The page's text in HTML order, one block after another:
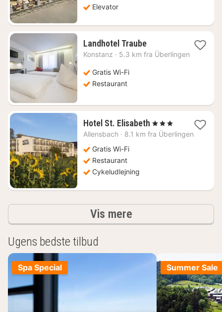
Elevator
Landhotel Traube1
nat
Konstanz · 5.3 km fra Überlingen
Gratis Wi-Fi
Restaurant
Hotel St. Elisabeth 1
nat
, 3 Stjerner
Allensbach · 8.1 km fra Überlingen
Gratis Wi-Fi
Restaurant
Cykeludlejning
Vis mereresultater
Ugens bedste tilbud
Spa Special Summer Sale